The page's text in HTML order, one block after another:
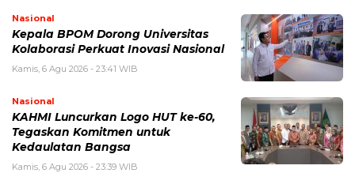
Nasional
Kepala BPOM Dorong Universitas
Kolaborasi Perkuat Inovasi Nasional
Kamis, 6 Agu 2026 - 23:41 WIB
Nasional
KAHMI Luncurkan Logo HUT ke-60,
Tegaskan Komitmen untuk
Kedaulatan Bangsa
Kamis, 6 Agu 2026 - 23:39 WIB